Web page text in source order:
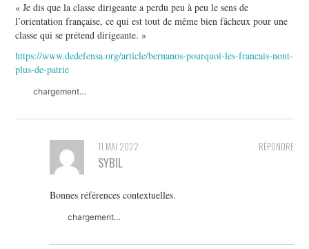
« Je dis que la classe dirigeante a perdu peu à peu le sens de
l’orientation française, ce qui est tout de même bien fâcheux pour une
classe qui se prétend dirigeante. »
https://www.dedefensa.org/article/bernanos-pourquoi-les-francais-nont-
plus-de-patrie
chargement…
RÉPONDRE
11 MAI 2022
SYBIL
Bonnes références contextuelles.
chargement…